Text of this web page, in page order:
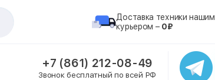
Доставка техники нашим
курьером – 0₽
+7 (861) 212-08-49
Звонок бесплатный по всей РФ